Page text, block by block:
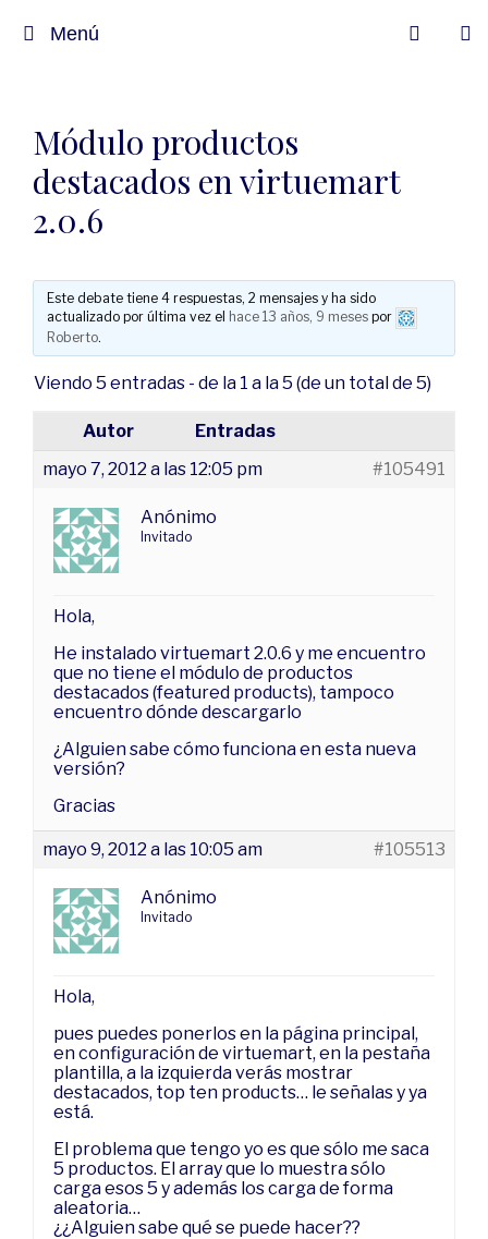
Menú
Módulo productos
destacados en virtuemart
2.0.6
Este debate tiene 4 respuestas, 2 mensajes y ha sido
actualizado por última vez el hace 13 años, 9 mesespor
Roberto.
Viendo 5 entradas - de la 1 a la 5 (de un total de 5)
Autor
Entradas
mayo 7, 2012 a las 12:05 pm
#105491
Anónimo
Invitado
Hola,
He instalado virtuemart 2.0.6 y me encuentro
que no tiene el módulo de productos
destacados (featured products), tampoco
encuentro dónde descargarlo
¿Alguien sabe cómo funciona en esta nueva
versión?
Gracias
mayo 9, 2012 a las 10:05 am #105513
Anónimo
Invitado
Hola,
pues puedes ponerlos en la página principal,
en configuración de virtuemart, en la pestaña
plantilla, a la izquierda verás mostrar
destacados, top ten products… le señalas y ya
está.
El problema que tengo yo es que sólo me saca
5 productos. El array que lo muestra sólo
carga esos 5 y además los carga de forma
aleatoria…
¿¿Alguien sabe qué se puede hacer??